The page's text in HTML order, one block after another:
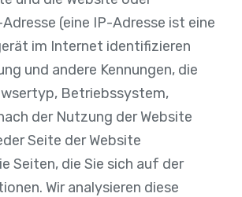
(eine IP-Adresse ist eine
im Internet identifizieren
und andere Kennungen, die
Betriebssystem,
der Nutzung der Website
Seite der Website
Seiten, die Sie sich auf der
Wir analysieren diese